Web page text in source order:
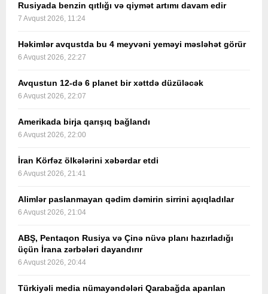
Rusiyada benzin qıtlığı və qiymət artımı davam edir
7 Avqust 2026, 11:24
Həkimlər avqustda bu 4 meyvəni yeməyi məsləhət görür
6 Avqust 2026, 22:27
Avqustun 12-də 6 planet bir xəttdə düzüləcək
6 Avqust 2026, 22:07
Amerikada birja qarışıq bağlandı
6 Avqust 2026, 22:00
İran Körfəz ölkələrini xəbərdar etdi
6 Avqust 2026, 21:41
Alimlər paslanmayan qədim dəmirin sirrini açıqladılar
6 Avqust 2026, 21:04
ABŞ, Pentaqon Rusiya və Çinə nüvə planı hazırladığı
üçün İrana zərbələri dayandırır
6 Avqust 2026, 20:44
Türkiyəli media nümayəndələri Qarabağda aparılan